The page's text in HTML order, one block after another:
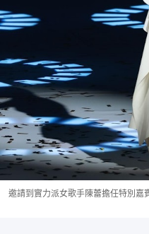
邀請到實力派女歌手陳蕾擔任特別嘉